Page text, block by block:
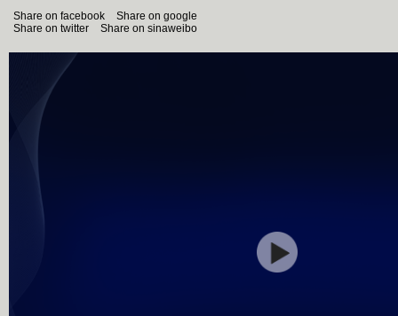
Share on facebook
Share on google
Share on twitter
Share on sinaweibo